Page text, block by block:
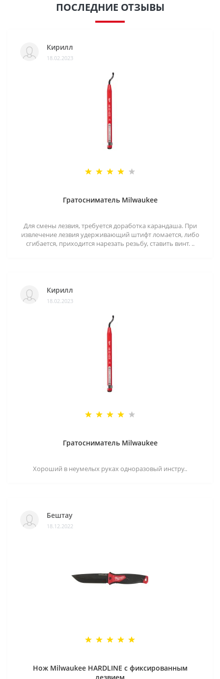
ПОСЛЕДНИЕ ОТЗЫВЫ
Кирилл
18.02.2023
Гратосниматель Milwaukee
Для смены лезвия, требуется доработка карандаша. При
извлечение лезвия удерживающий штифт ломается, либо
сгибается, приходится нарезать резьбу, ставить винт. ..
Кирилл
18.02.2023
Гратосниматель Milwaukee
Хороший в неумелых руках одноразовый инстру..
Бештау
18.12.2022
Нож Milwaukee HARDLINE с фиксированным